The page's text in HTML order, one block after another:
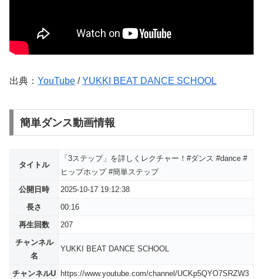
出典： YouTube /YUKKI BEAT DANCE SCHOOL
簡単ダンス動画情報
タイトル
「3ステップ」を詳しくレクチャー！#ダンス #dance #
ヒップホップ #簡単ステップ
公開日時
2025-10-17 19:12:38
長さ
00:16
再生回数
207
チャンネル
名
YUKKI BEAT DANCE SCHOOL
チャンネルU
https://www.youtube.com/channel/UCKp5QYO7SRZW3